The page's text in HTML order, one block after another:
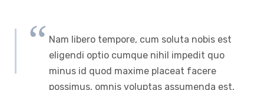
Nam libero tempore, cum soluta nobis est
eligendi optio cumque nihil impedit quo
minus id quod maxime placeat facere
possimus, omnis voluptas assumenda est,